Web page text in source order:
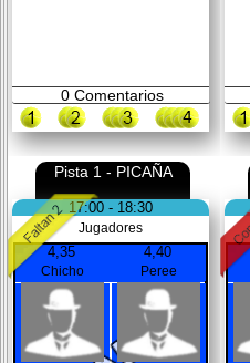
0Comentarios
Pista 1 - PICAÑA
17:00 - 18:30
Jugadores
4,35
Chicho
4,40
Peree